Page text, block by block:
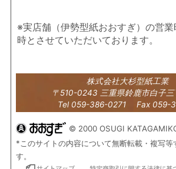
※実店舗（伊勢型紙おおすぎ）の営
時とさせていただいております。
株式会社大杉型紙工業
〒510-0243 三重県鈴鹿市白子
Tel 059-386-0271 Fax 059-
© 2000 OSUGI
*このサイトの内容について無断転載・複写等
す。